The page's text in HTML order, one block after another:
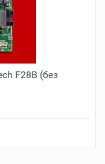
F28B (без